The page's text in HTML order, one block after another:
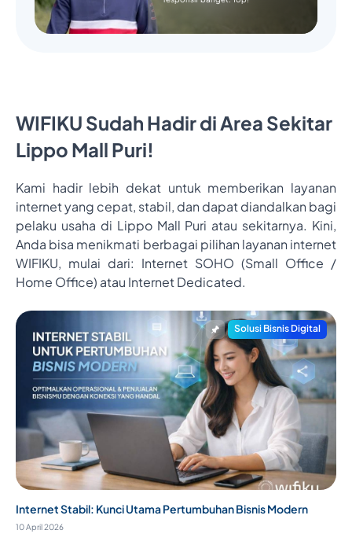
WIFIKU Sudah Hadir di Area Sekitar
Lippo Mall Puri!
Kami hadir lebih dekat untuk memberikan layanan
internet yang cepat, stabil, dan dapat diandalkan bagi
pelaku usaha di Lippo Mall Puri atau sekitarnya. Kini,
Anda bisa menikmati berbagai pilihan layanan internet
WIFIKU, mulai dari: Internet SOHO (Small Office /
Home Office) atau Internet Dedicated.
Solusi Bisnis Digital
Internet Stabil: Kunci Utama Pertumbuhan Bisnis Modern
10 April 2026